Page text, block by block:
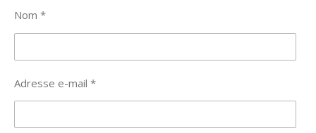
Nom *
Adresse e-mail *